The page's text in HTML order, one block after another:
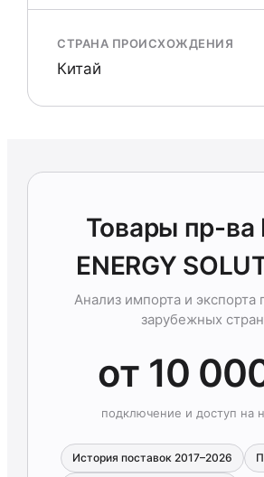
СТРАНА ПРОИСХОЖДЕНИЯ
Китай
Товары пр-ва
ENERGY
Анализ импорта и экспорта
зарубежных стран
от 10
подключение и доступ на
История поставок 2017–2026